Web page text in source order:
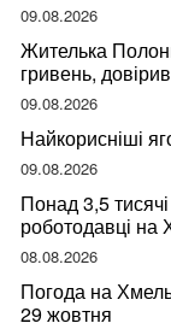
09.08.2026
Жителька
гривень,
09.08.2026
Найкорисніші
09.08.2026
Понад 3,5
роботодавці на
08.08.2026
Погода на
29 жовтня